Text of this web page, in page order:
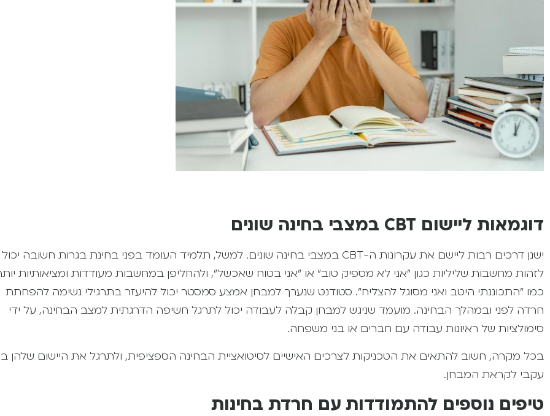
דוגמאות ליישום CBT במצבי בחינה שונים
ישנן דרכים רבות ליישם את עקרונות ה-CBT במצבי בחינה שונים. למשל, תלמיד העומד בפני בחינת בגרות חשובה יכול
לזהות מחשבות שליליות כגון "אני לא מספיק טוב" או "אני בטוח שאכשל", ולהחליפן במחשבות מעודדות ומציאותיות
כמו "התכוננתי היטב ואני מסוגל להצליח". סטודנט שנערך למבחן אמצע סמסטר יכול להיעזר בתרגילי נשימה להפחתת
חרדה לפני ובמהלך הבחינה. מועמד שניגש למבחן קבלה לעבודה יכול לתרגל חשיפה הדרגתית למצב הבחינה, על ידי
סימולציות של ראיונות עבודה עם חברים או בני משפחה.
בכל מקרה, חשוב להתאים את הטכניקות לצרכים האישיים לסיטואציית הבחינה הספציפית, ולתרגל את היישום שלהן
עקבי לקראת המבחן.
טיפים נוספים להתמודדות עם חרדת בחינות